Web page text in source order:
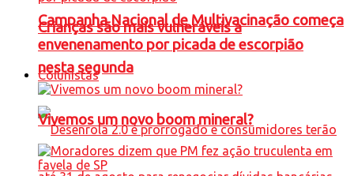
Campanha Nacional de Multivacinação começa
nesta segunda
Crianças são mais vulneráveis a
envenenamento por picada de escorpião
Colunistas
Vivemos um novo boom mineral?